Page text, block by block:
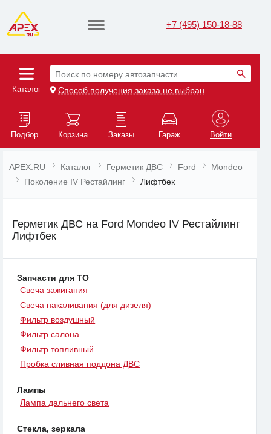
+7 (495) 150-18-88
Каталог
Поиск по номеру автозапчасти
Способ получения заказа не выбран
Подбор Корзина Заказы Гараж Войти
APEX.RU Каталог Герметик ДВС Ford
Mondeo
Поколение IV Рестайлинг
Лифтбек
Герметик ДВС на Ford Mondeo IV Рестайлинг
Лифтбек
Запчасти для ТО
Свеча зажигания
Свеча накаливания (для дизеля)
Фильтр воздушный
Фильтр салона
Фильтр топливный
Пробка сливная поддона ДВС
Лампы
Лампа дальнего света
Стекла, зеркала